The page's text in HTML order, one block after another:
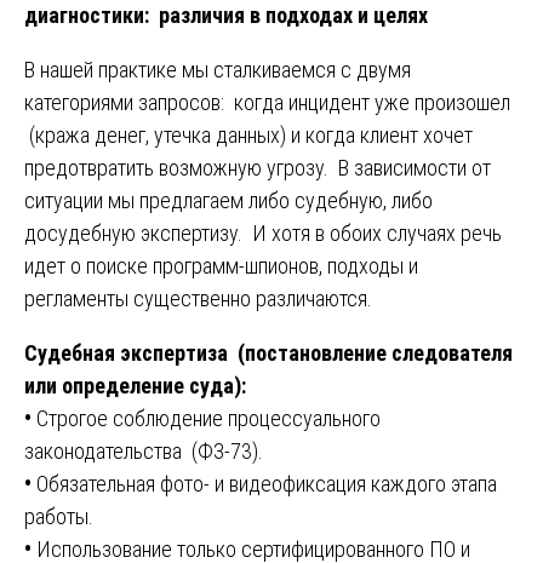
диагностики: различия в подходах и целях
В нашей практике мы сталкиваемся с двумя
категориями запросов: когда инцидент уже произошел
(кража денег, утечка данных) и когда клиент хочет
предотвратить возможную угрозу. В зависимости от
ситуации мы предлагаем либо судебную, либо
досудебную экспертизу. И хотя в обоих случаях речь
идет о поиске программ-шпионов, подходы и
регламенты существенно различаются.
Судебная экспертиза (постановление следователя
или определение суда):
• Строгое соблюдение процессуального
законодательства (ФЗ-73).
• Обязательная фото- и видеофиксация каждого этапа
работы.
• Использование только сертифицированного ПО и